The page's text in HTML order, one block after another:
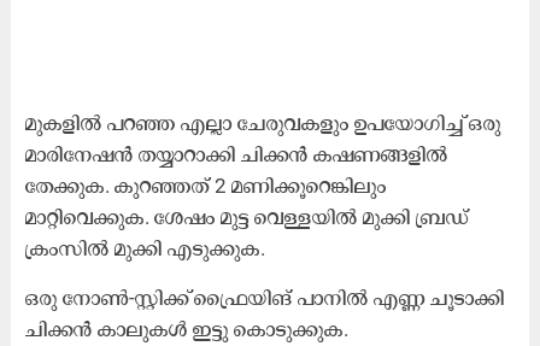
മുകളിൽ പറഞ്ഞ എല്ലാ ചേരുവകളും ഉപയോഗിച്ച് ഒരു
മാരിനേഷൻ തയ്യാറാക്കി ചിക്കൻ കഷണങ്ങളിൽ
തേക്കുക. കുറഞ്ഞത് 2 മണിക്കൂറെങ്കിലും
മാറ്റിവെക്കുക. ശേഷം മുട്ട വെള്ളയിൽ മുക്കി ബ്രഡ്
ക്രംസിൽ മുക്കി എടുക്കുക.
ഒരു നോൺ-സ്റ്റിക്ക് ഫ്രൈയിങ്​ പാനിൽ എണ്ണ ചൂടാക്കി
ചിക്കൻ കാലുകൾ ഇട്ടു കൊടുക്കുക.